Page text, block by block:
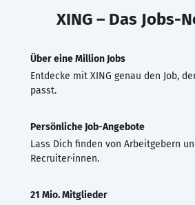
XING – Das Jobs-
Über eine Million Jobs
Entdecke mit XING genau den Job,
passt.
Persönliche Job-Angebote
Lass Dich finden von Arbeitgebern
Recruiter·innen.
21 Mio. Mitglieder